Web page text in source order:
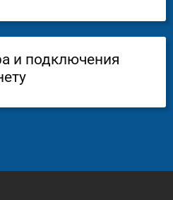
и подключения